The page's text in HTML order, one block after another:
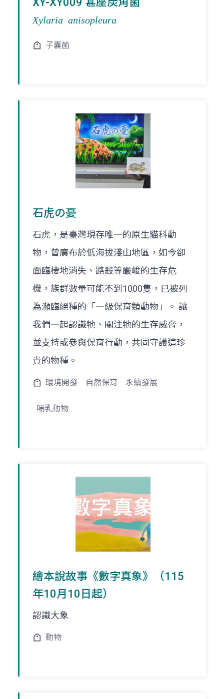
Xylaria anisopleura
子囊菌
石虎の憂
石虎，是臺灣現存唯一的原生貓科動
物，曾廣布於低海拔淺山地區，如今卻
面臨棲地消失、路殺等嚴峻的生存危
機，族群數量可能不到1000隻，已被列
為瀕臨絕種的「一級保育類動物」。 讓
我們一起認識牠、關注牠的生存威脅，
並支持或參與保育行動，共同守護這珍
貴的物種。
環境開發 自然保育 永續發展
哺乳動物
繪本說故事《數字真象》（115
年10月10日起）
認識大象
動物